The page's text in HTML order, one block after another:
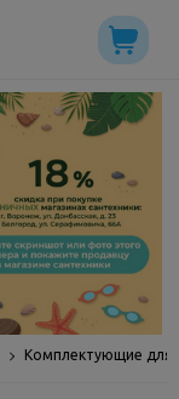
Комплектующие для